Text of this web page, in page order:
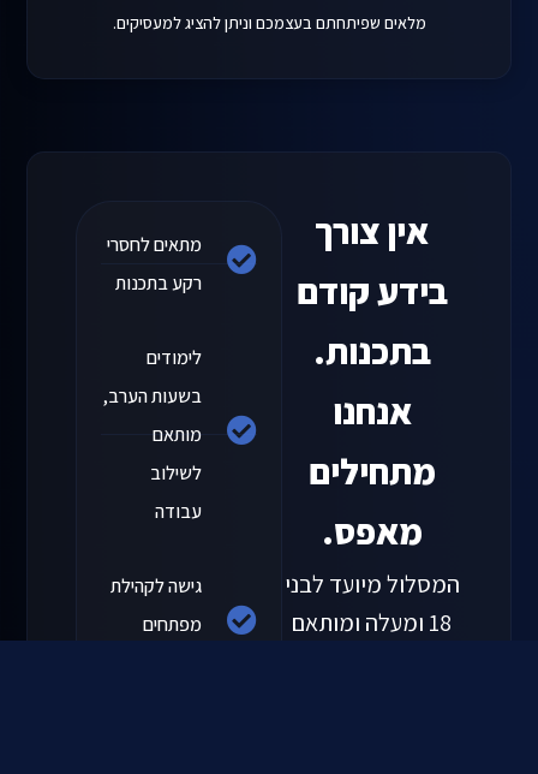
מלאים שפיתחתם בעצמכם וניתן להציג למעסיקים.
איןצורך
בידעקודם
בתכנות.
אנחנו
מתחילים
מאפס.
המסלולמיועד לבני
18 ומעלה ומותאם
מתאיםלחסרי
רקעבתכנות
לימודים
בשעותהערב,
מותאם
לשילוב
עבודה
גישהלקהילת
מפתחים